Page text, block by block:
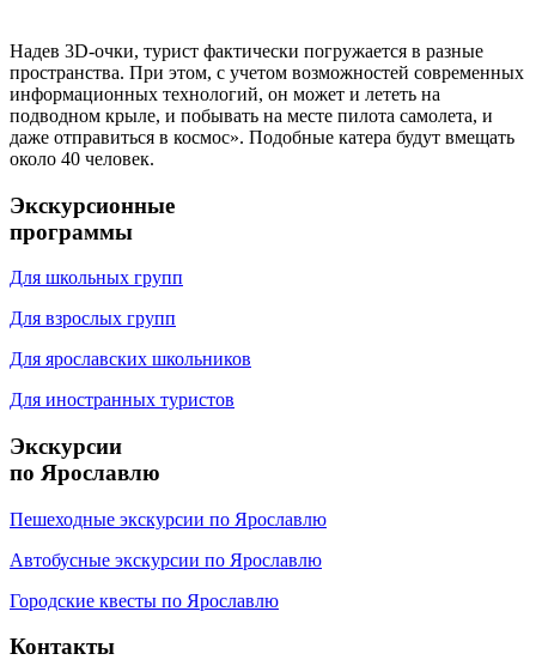
Надев 3D-очки, турист фактически погружается в разные
пространства. При этом, с учетом возможностей современных
информационных технологий, он может и лететь на
подводном крыле, и побывать на месте пилота самолета, и
даже отправиться в космос». Подобные катера будут вмещать
около 40 человек.
Экскурсионные
программы
Для школьных групп
Для взрослых групп
Для ярославских школьников
Для иностранных туристов
Экскурсии
по Ярославлю
Пешеходные экскурсии по Ярославлю
Автобусные экскурсии по Ярославлю
Городские квесты по Ярославлю
Контакты